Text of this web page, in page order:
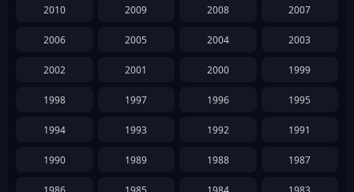
2010 2009 2008 2007
2006 2005 2004 2003
2002 2001 2000 1999
1998 1997 1996 1995
1994 1993 1992 1991
1990 1989 1988 1987